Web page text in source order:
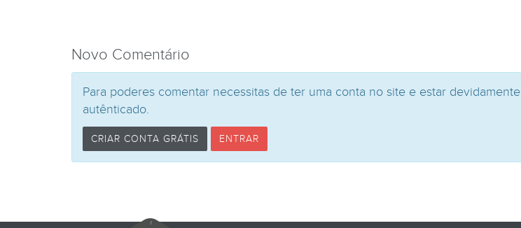
Novo Comentário
Para poderes comentar necessitas de ter uma conta no site e estar devidamente
autênticado.
CRIAR CONTA GRÁTIS ENTRAR